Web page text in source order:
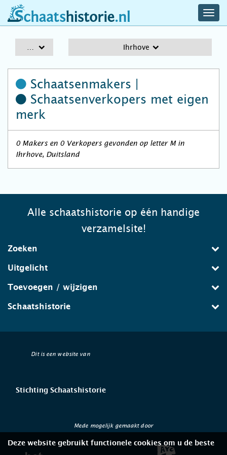
schaatshistorie.nl
Ihrhove
Schaatsenmakers |
Schaatsenverkopers met eigen
merk
0 Makers en 0 Verkopers gevonden op letter M in
Ihrhove, Duitsland
Alle schaatshistorie op één handige
verzamelsite!
Zoeken
Uitgelicht
Toevoegen / wijzigen
Schaatshistorie
Dit is een website van
Stichting Schaatshistorie
Mede mogelijk gemaakt door
Deze website gebruikt functionele cookies om u de beste